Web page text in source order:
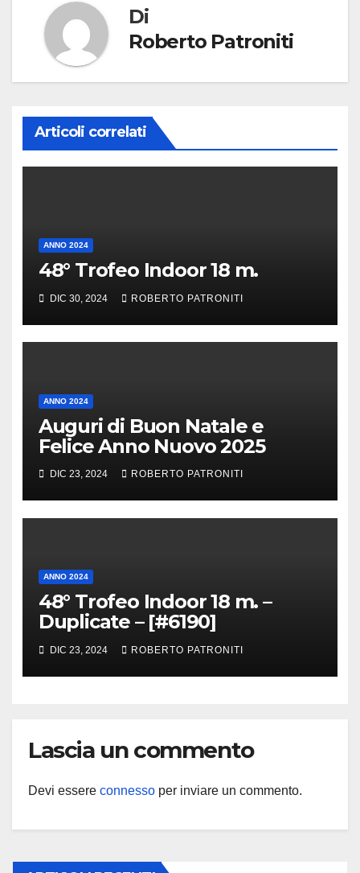
Di
Roberto Patroniti
Articoli correlati
ANNO 2024
48° Trofeo Indoor 18 m.
DIC 30, 2024 ROBERTO PATRONITI
ANNO 2024
Auguri di Buon Natale e
Felice Anno Nuovo 2025
DIC 23, 2024 ROBERTO PATRONITI
ANNO 2024
48° Trofeo Indoor 18 m. –
Duplicate – [#6190]
DIC 23, 2024 ROBERTO PATRONITI
Lascia un commento
Devi essere connesso per inviare un commento.